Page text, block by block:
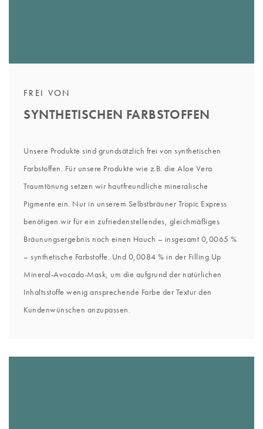
FREI VON
SYNTHETISCHEN FARBSTOFFEN
Unsere Produkte sind grundsätzlich frei von synthetischen
Farbstoffen. Für unsere Produkte wie z.B. die Aloe Vera
Traumtönung setzen wir hautfreundliche mineralische
Pigmente ein. Nur in unserem Selbstbräuner Tropic Express
benötigen wir für ein zufriedenstellendes, gleichmäßiges
Bräunungsergebnis noch einen Hauch – insgesamt 0,0065 %
– synthetische Farbstoffe. Und 0,0084 % in der Filling Up
Mineral-Avocado-Mask, um die aufgrund der natürlichen
Inhaltsstoffe wenig ansprechende Farbe der Textur den
Kundenwünschen anzupassen.